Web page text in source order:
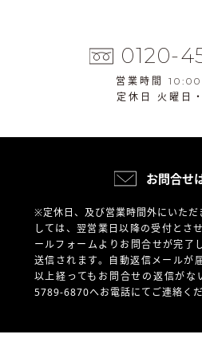
0120-
営業時間
定休日 火曜日
お問合せ
※定休日、及び営業時間外にいただ
しては、翌営業日以降の受付とさ
ールフォームよりお問合せが完了
送信されます。自動返信メールが
以上経ってもお問合せの返信が
5789-6870へお電話にてご連絡くだ